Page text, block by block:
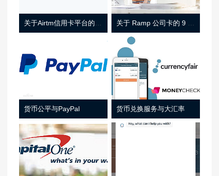
货币公平与PayPal 货币兑换服务与大汇率